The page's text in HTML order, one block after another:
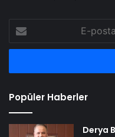
posta
adresinizi
Popüler Haberler
Derya